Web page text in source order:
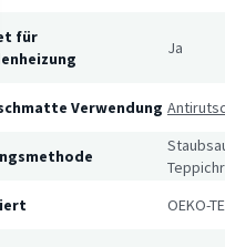
für
Ja
Verwendung
OEKO-